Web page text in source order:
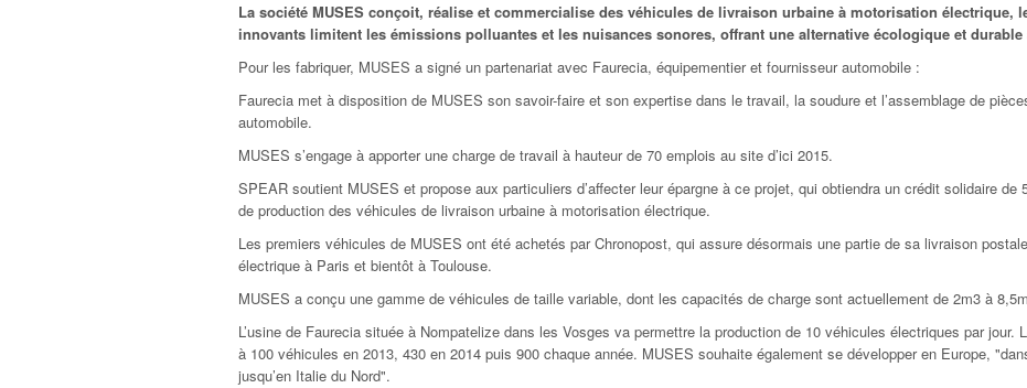
La société MUSES conçoit, réalise et commercialise des véhicules de livraison urbaine à motorisation électrique,
innovants limitent les émissions polluantes et les nuisances sonores, offrant une alternative écologique et
Pour les fabriquer, MUSES a signé un partenariat avec Faurecia, équipementier et fournisseur automobile :
Faurecia met à disposition de MUSES son savoir-faire et son expertise dans le travail, la soudure et l’assemblage de
automobile.
MUSES s’engage à apporter une charge de travail à hauteur de 70 emplois au site d’ici 2015.
SPEAR soutient MUSES et propose aux particuliers d’affecter leur épargne à ce projet, qui obtiendra un crédit solidaire de
de production des véhicules de livraison urbaine à motorisation électrique.
Les premiers véhicules de MUSES ont été achetés par Chronopost, qui assure désormais une partie de sa livraison
électrique à Paris et bientôt à Toulouse.
MUSES a conçu une gamme de véhicules de taille variable, dont les capacités de charge sont actuellement de 2m3 à
L’usine de Faurecia située à Nompatelize dans les Vosges va permettre la production de 10 véhicules électriques par jour.
à 100 véhicules en 2013, 430 en 2014 puis 900 chaque année. MUSES souhaite également se développer en Europe,
jusqu’en Italie du Nord".